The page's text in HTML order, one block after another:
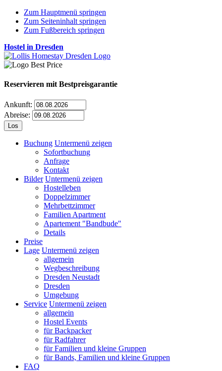
Zum Hauptmenü springen
Zum Seiteninhalt springen
Zum Fußbereich springen
Hostel in Dresden
Reservieren mit Bestpreisgarantie
Ankunft:
Abreise:
Buchung Untermenü zeigen
Sofortbuchung
Anfrage
Kontakt
Bilder Untermenü zeigen
Hostelleben
Doppelzimmer
Mehrbettzimmer
Familien Apartment
Apartement "Bandbude"
Details
Preise
Lage Untermenü zeigen
allgemein
Wegbeschreibung
Dresden Neustadt
Dresden
Umgebung
Service Untermenü zeigen
allgemein
Hostel Events
für Backpacker
für Radfahrer
für Familien und kleine Gruppen
für Bands, Familien und kleine Gruppen
FAQ